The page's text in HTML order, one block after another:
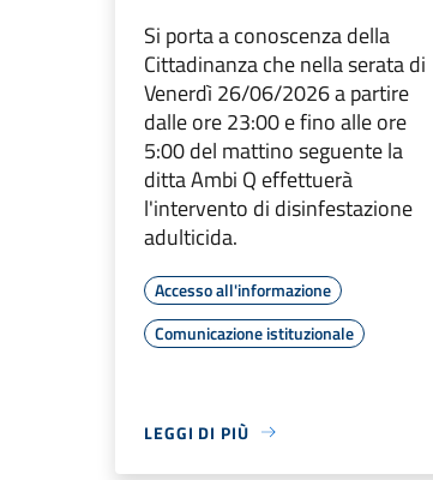
Si porta a conoscenza della
Cittadinanza che nella serata di
Venerdì 26/06/2026 a partire
dalle ore 23:00 e fino alle ore
5:00 del mattino seguente la
ditta Ambi Q effettuerà
l'intervento di disinfestazione
adulticida.
Accesso all'informazione
Comunicazione istituzionale
LEGGI DI PIÙ